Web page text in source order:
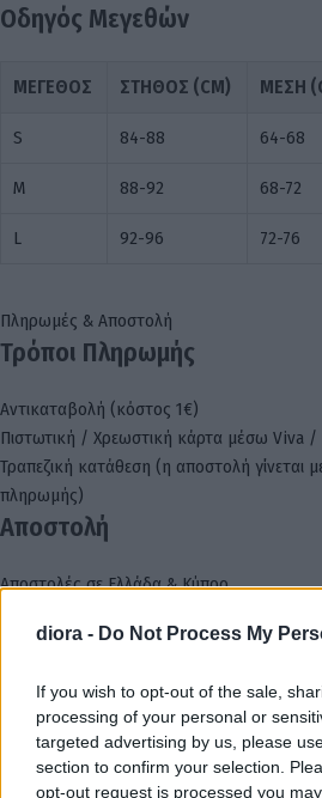
diora - Do Not Process My
If you wish to opt-out of the sale,
processing of your personal or
targeted advertising by us, please
section to confirm your selection.
opt-out request is processed you
Οδηγός Μεγεθών
ΜΈΓΕΘΟΣ ΣΤΉΘΟΣ (CM) ΜΈΣΗ
S 84-88 64-68
M 88-92 68-72
L 92-96 72-76
Πληρωμές & Αποστολή
Τρόποι Πληρωμής
Αντικαταβολή (κόστος 1€)
Πιστωτική / Χρεωστική κάρτα μέσω Viva /
Τραπεζική κατάθεση (η αποστολή γίνεται
πληρωμής)
Αποστολή
Αποστολές σε Ελλάδα & Κύπρο
Δωρεάν μεταφορικά για αγορές άνω των
Δυνατότητα επιστροφής εντός 14 ημερών
Τα προϊόντα πρέπει να είναι αφόρετα,
Επιστροφή χρημάτων μέσω τραπεζικής
Τα έξοδα αποστολής & επιστροφής